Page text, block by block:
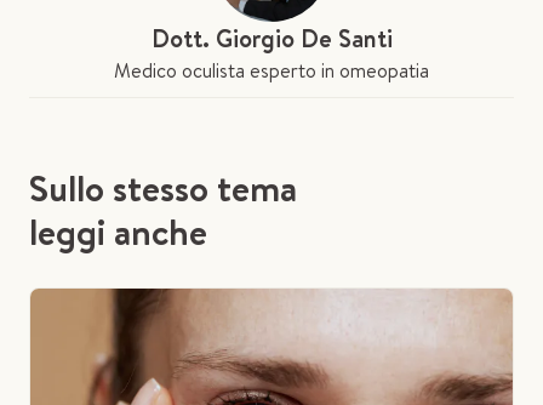
Dott. Giorgio De Santi
Medico oculista esperto in omeopatia
Sullo stesso tema
leggi anche